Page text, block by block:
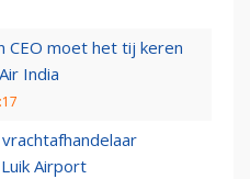
CEO moet het tij keren
India
vrachtafhandelaar
Airport